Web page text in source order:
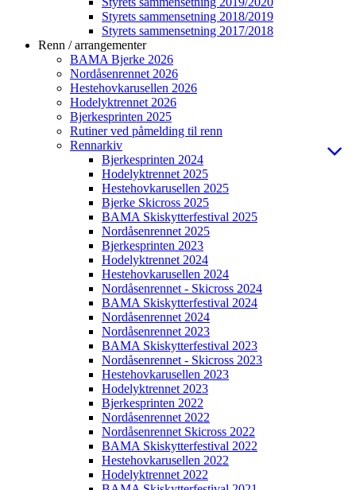
Styrets sammensetning 2018/2019
Styrets sammensetning 2017/2018
Renn / arrangementer
BAMA Bjerke 2026
Nordåsenrennet 2026
Hestehovkarusellen 2026
Hodelyktrennet 2026
Bjerkesprinten 2025
Rutiner ved påmelding til renn
Rennarkiv
Bjerkesprinten 2024
Hodelyktrennet 2025
Hestehovkarusellen 2025
Bjerke Skicross 2025
BAMA Skiskytterfestival 2025
Nordåsenrennet 2025
Bjerkesprinten 2023
Hodelyktrennet 2024
Hestehovkarusellen 2024
Nordåsenrennet - Skicross 2024
BAMA Skiskytterfestival 2024
Nordåsenrennet 2024
Nordåsenrennet 2023
BAMA Skiskytterfestival 2023
Nordåsenrennet - Skicross 2023
Hestehovkarusellen 2023
Hodelyktrennet 2023
Bjerkesprinten 2022
Nordåsenrennet 2022
Nordåsenrennet Skicross 2022
BAMA Skiskytterfestival 2022
Hestehovkarusellen 2022
Hodelyktrennet 2022